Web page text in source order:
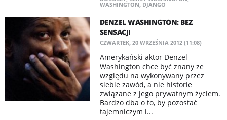
WASHINGTON, DJANGO
DENZEL WASHINGTON: BEZ
SENSACJI
CZWARTEK, 20 WRZEŚNIA 2012 (11:08)
Amerykański aktor Denzel
Washington chce być znany ze
względu na wykonywany przez
siebie zawód, a nie historie
związane z jego prywatnym życiem.
Bardzo dba o to, by pozostać
tajemniczym i...